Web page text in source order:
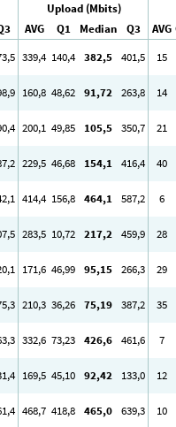
Upload (Mbits)
AVG Q1 Median Q3 AVG
,5 339,4 140,4 382,5 401,5
15
,9 160,8 48,62 91,72 263,8
14
,4 200,1 49,85 105,5 350,7
21
,2 229,5 46,68 154,1 416,4
40
,1 414,4 156,8 464,1 587,2
6
,5 283,5 10,72 217,2 459,9
28
,1 171,6 46,99 95,15 266,3
29
,3 210,3 36,26 75,19 387,2
35
,3 332,6 73,23 426,6 461,6
7
,4 169,5 45,10 92,42 133,0
12
,4 468,7 418,8 465,0 639,3
10